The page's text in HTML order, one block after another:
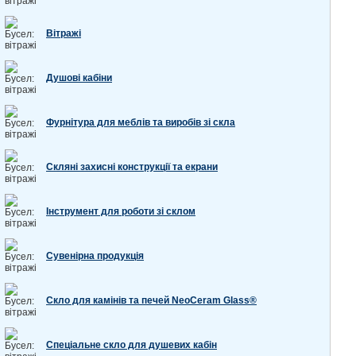
Вітражі
Душові кабіни
Фурнітура для меблів та виробів зі скла
Скляні захисні конструкції та екрани
Інструмент для роботи зі склом
Сувенірна продукція
Скло для камінів та печей NeoCeram Glass®
Спеціальне скло для душевих кабін